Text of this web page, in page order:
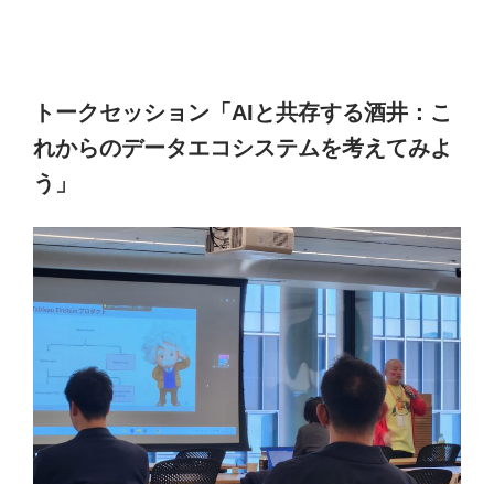
トークセッション「AIと共存する酒井：こ
れからのデータエコシステムを考えてみよ
う」